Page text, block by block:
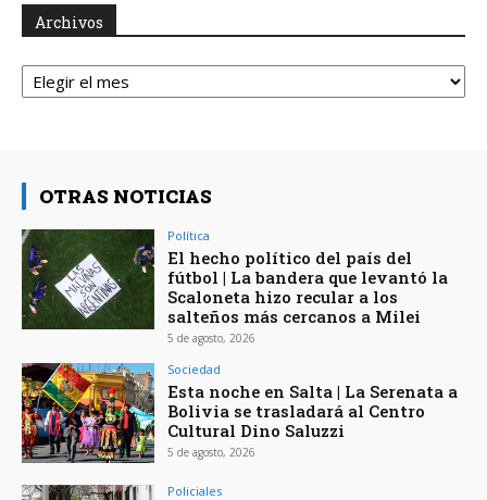
Archivos
Archivos
OTRAS NOTICIAS
Política
El hecho político del país del
fútbol | La bandera que levantó la
Scaloneta hizo recular a los
salteños más cercanos a Milei
5 de agosto, 2026
Sociedad
Esta noche en Salta | La Serenata a
Bolivia se trasladará al Centro
Cultural Dino Saluzzi
5 de agosto, 2026
Policiales